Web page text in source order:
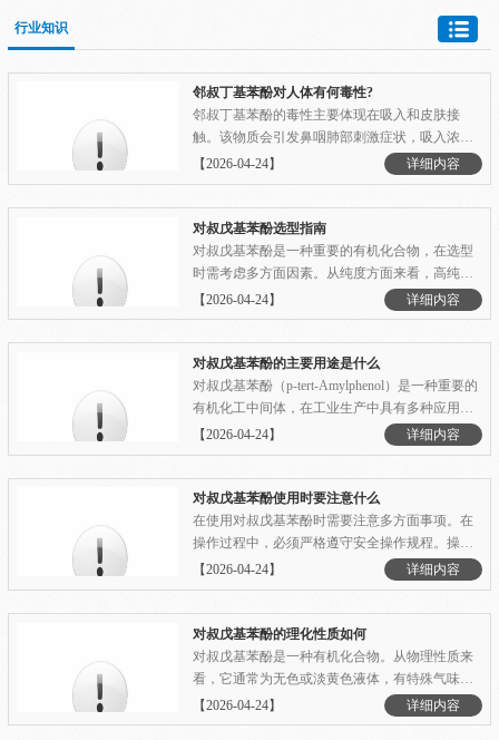
行业知识
邻叔丁基苯酚对人体有何毒性?
邻叔丁基苯酚的毒性主要体现在吸入和皮肤接
触。该物质会引发鼻咽肺部刺激症状，吸入浓度
超过10%可能导致皮肤刺激、红肿和皮疹等炎症
反应。据估计，一个体重68公斤的成人摄入8盎司
的邻叔丁基苯酚可能致命。长时间接触可能导致
皮肤溃疡、肤色改变和肝损伤。动物实验表明，
高剂量的邻叔丁基苯酚.........
【2026-04-24】 详细内容
对叔戊基苯酚选型指南
对叔戊基苯酚是一种重要的有机化合物，在选型
时需考虑多方面因素。从纯度方面来看，高纯度
的对叔戊基苯酚杂质少，能更好地满足对产品质
量要求较高的应用场景，如在精细化工合成中，
高纯度产品可减少副反应，提高反应产率和产品
质量；而对于一些对纯度要求不是特别苛刻的场
合，适当降低纯度要.........
【2026-04-24】 详细内容
对叔戊基苯酚的主要用途是什么
对叔戊基苯酚（p-tert-Amylphenol）是一种重要的
有机化工中间体，在工业生产中具有多种应用：
抗氧化剂： 作为橡胶、塑料等高分子材料的抗氧
剂，能有效延缓材料老化 用于润滑油和燃料油中
防止氧化变质 表面活性剂原料： 生产非离子型表
面活性剂的中间体 用于合成洗涤剂、乳化剂等产
品 .........
【2026-04-24】 详细内容
对叔戊基苯酚使用时要注意什么
在使用对叔戊基苯酚时需要注意多方面事项。在
操作过程中，必须严格遵守安全操作规程。操作
人员应佩戴合适的个人防护装备，如化学防护手
套，防止皮肤直接接触对叔戊基苯酚，避免引起
皮肤过敏或灼伤。同时要佩戴防护眼镜和防毒面
具，以防止其蒸汽或粉尘对眼睛和呼吸道造成刺
激和伤害。工作场所.........
【2026-04-24】 详细内容
对叔戊基苯酚的理化性质如何
对叔戊基苯酚是一种有机化合物。从物理性质来
看，它通常为无色或淡黄色液体，有特殊气味。
其沸点约233，熔点约9，相对密度约0.975 。它不
溶于水，但能溶于乙醇、乙醚等多数有机溶剂。
【2026-04-24】 详细内容